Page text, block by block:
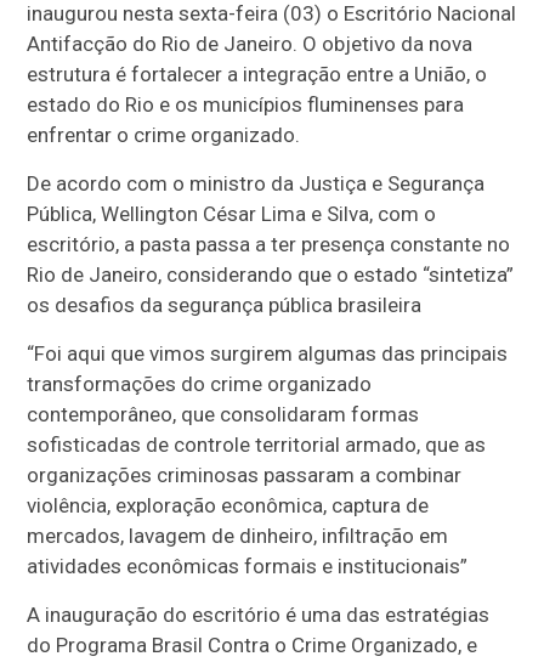
inaugurou nesta sexta-feira (03) o Escritório Nacional
Antifacção do Rio de Janeiro. O objetivo da nova
estrutura é fortalecer a integração entre a União, o
estado do Rio e os municípios fluminenses para
enfrentar o crime organizado.
De acordo com o ministro da Justiça e Segurança
Pública, Wellington César Lima e Silva, com o
escritório, a pasta passa a ter presença constante no
Rio de Janeiro, considerando que o estado “sintetiza”
os desafios da segurança pública brasileira
“Foi aqui que vimos surgirem algumas das principais
transformações do crime organizado
contemporâneo, que consolidaram formas
sofisticadas de controle territorial armado, que as
organizações criminosas passaram a combinar
violência, exploração econômica, captura de
mercados, lavagem de dinheiro, infiltração em
atividades econômicas formais e institucionais”
A inauguração do escritório é uma das estratégias
do Programa Brasil Contra o Crime Organizado, e